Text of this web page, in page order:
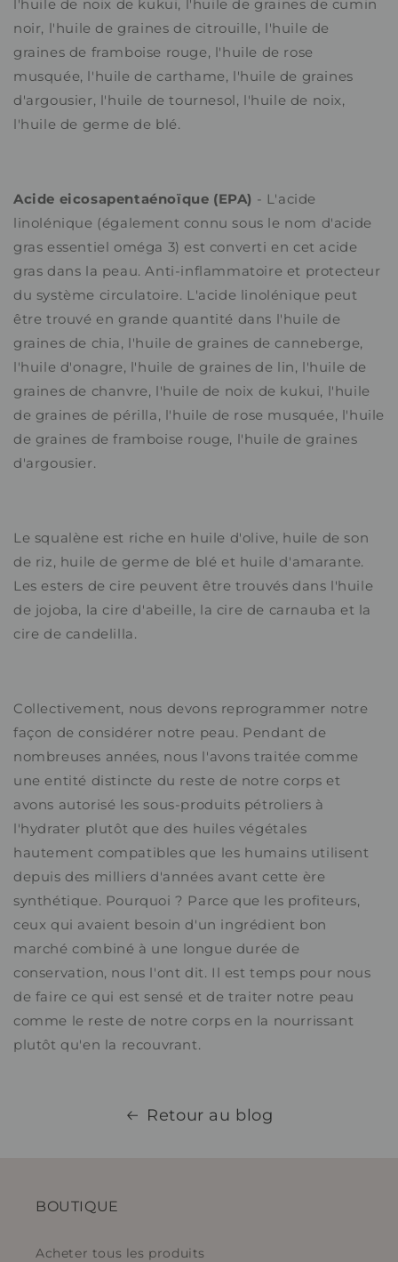
l'huile de noix de kukui, l'huile de graines de cumin
noir, l'huile de graines de citrouille, l'huile de
graines de framboise rouge, l'huile de rose
musquée, l'huile de carthame, l'huile de graines
d'argousier, l'huile de tournesol, l'huile de noix,
l'huile de germe de blé.
Acide eicosapentaénoïque (EPA) - L'acide
linolénique (également connu sous le nom d'acide
gras essentiel oméga 3) est converti en cet acide
gras dans la peau. Anti-inflammatoire et protecteur
du système circulatoire. L'acide linolénique peut
être trouvé en grande quantité dans l'huile de
graines de chia, l'huile de graines de canneberge,
l'huile d'onagre, l'huile de graines de lin, l'huile de
graines de chanvre, l'huile de noix de kukui, l'huile
de graines de périlla, l'huile de rose musquée, l'huile
de graines de framboise rouge, l'huile de graines
d'argousier.
Le squalène est riche en huile d'olive, huile de son
de riz, huile de germe de blé et huile d'amarante.
Les esters de cire peuvent être trouvés dans l'huile
de jojoba, la cire d'abeille, la cire de carnauba et la
cire de candelilla.
Collectivement, nous devons reprogrammer notre
façon de considérer notre peau. Pendant de
nombreuses années, nous l'avons traitée comme
une entité distincte du reste de notre corps et
avons autorisé les sous-produits pétroliers à
l'hydrater plutôt que des huiles végétales
hautement compatibles que les humains utilisent
depuis des milliers d'années avant cette ère
synthétique. Pourquoi ? Parce que les profiteurs,
ceux qui avaient besoin d'un ingrédient bon
marché combiné à une longue durée de
conservation, nous l'ont dit. Il est temps pour nous
de faire ce qui est sensé et de traiter notre peau
comme le reste de notre corps en la nourrissant
plutôt qu'en la recouvrant.
Retour au blog
BOUTIQUE
Acheter tous les produits